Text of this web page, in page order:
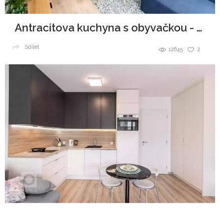
Antracitova kuchyna s obyvačkou - Malé Krasňany
2
12645
Sdílet